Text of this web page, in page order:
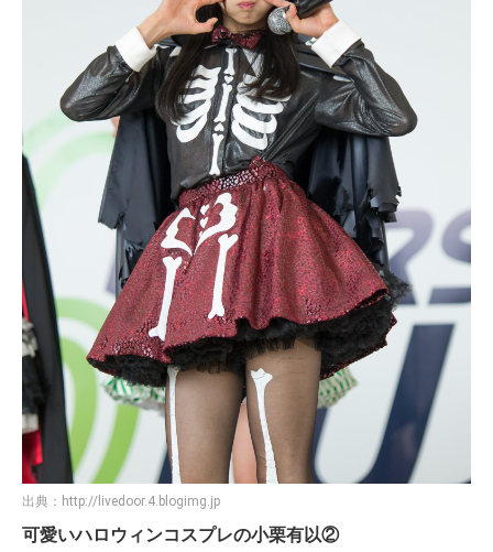
出典： http://livedoor.4.blogimg.jp
可愛いハロウィンコスプレの小栗有以②